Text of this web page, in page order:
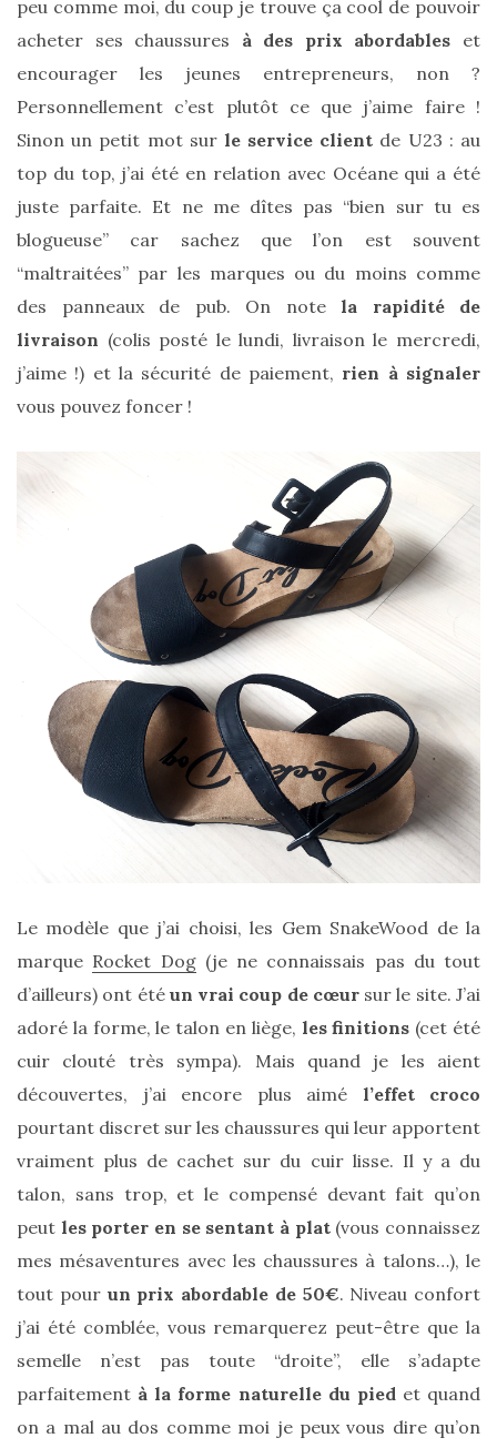
peu comme moi, du coup je trouve ça cool de pouvoir
acheter ses chaussures à des prix abordables et
encourager les jeunes entrepreneurs, non ?
Personnellement c’est plutôt ce que j’aime faire !
Sinon un petit mot surle service client de U23 : au
top du top, j’ai été en relation avec Océane qui a été
juste parfaite. Et ne me dîtes pas “bien sur tu es
blogueuse” car sachez que l’on est souvent
“maltraitées” par les marques ou du moins comme
des panneaux de pub. On note la rapidité de
livraison (colis posté le lundi, livraison le mercredi,
j’aime !) et la sécurité de paiement, rien à signaler
vous pouvez foncer !
Le modèle que j’ai choisi, les Gem SnakeWood de la
marque Rocket Dog(je ne connaissais pas du tout
d’ailleurs) ont été un vrai coup de cœursur le site. J’ai
adoré la forme, le talon en liège, les finitions (cet été
cuir clouté très sympa). Mais quand je les aient
découvertes, j’ai encore plus aimé l’effet croco
pourtant discret sur les chaussures qui leur apportent
vraiment plus de cachet sur du cuir lisse. Il y a du
talon, sans trop, et le compensé devant fait qu’on
peut les porter en se sentant à plat(vous connaissez
mes mésaventures avec les chaussures à talons…), le
tout pour un prix abordable de 50€. Niveau confort
j’ai été comblée, vous remarquerez peut-être que la
semelle n’est pas toute “droite”, elle s’adapte
parfaitement à la forme naturelle du piedet quand
on a mal au dos comme moi je peux vous dire qu’on